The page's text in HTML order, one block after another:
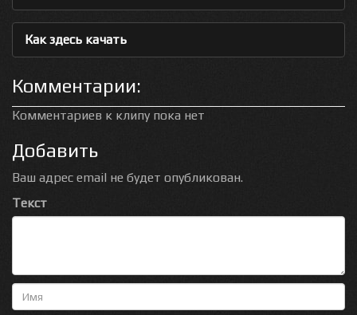
Как здесь качать
Комментарии:
Комментариев к клипу пока нет
Добавить
Ваш адрес email не будет опубликован.
Текст
Имя